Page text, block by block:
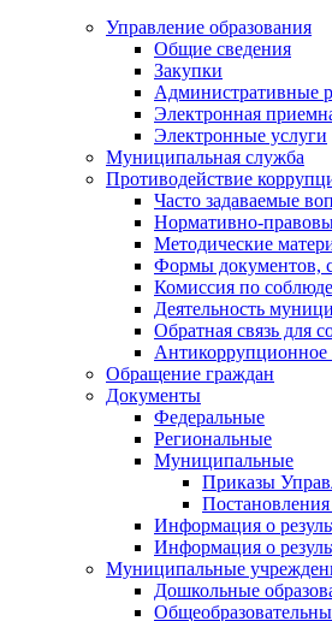
Управление образования
Общие сведения
Закупки
Административные
Электронная
Электронные услуги
Муниципальная служба
Противодействие
Часто задаваемые
Нормативно-
Методические
Формы документов,
Комиссия по
Деятельность
Обратная связь для
Антикоррупционное
Обращение граждан
Документы
Федеральные
Региональные
Муниципальные
Приказы
Информация о
Информация о
Муниципальные
Дошкольные